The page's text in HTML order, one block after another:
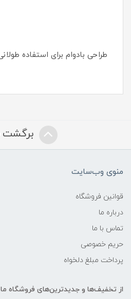
طراحی بادوام برای استفاده
برگشت
منوی وب‌سایت
قوانین فروشگاه
درباره ما
تماس با ما
حریم خصوصی
پرداخت مبلغ دلخواه
از تخفیف‌ها و جدیدترین‌های فروشگاه